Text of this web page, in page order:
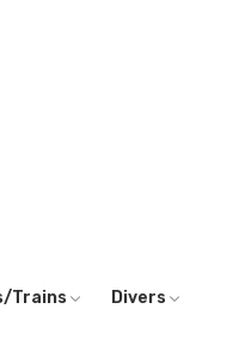
Trains Divers